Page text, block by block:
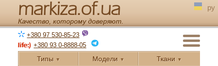
markiza.of.ua
Качество, которому доверяют.
ру
+380 97 530-85-23
+380 93 0-8888-05
Типы ▼ Модели ▼ Ткани ▼
← Назад